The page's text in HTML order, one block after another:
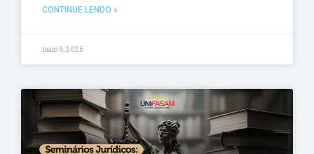
CONTINUE LENDO »
maio 6, 2026